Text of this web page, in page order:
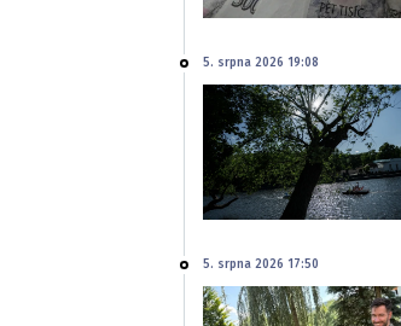
5. srpna 2026 19:08
5. srpna 2026 17:50